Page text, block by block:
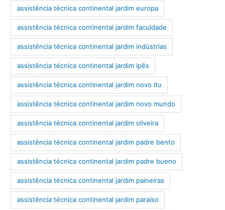
assistência técnica continental jardim europa
assistência técnica continental jardim faculdade
assistência técnica continental jardim indústrias
assistência técnica continental jardim ipês
assistência técnica continental jardim novo itu
assistência técnica continental jardim novo mundo
assistência técnica continental jardim oliveira
assistência técnica continental jardim padre bento
assistência técnica continental jardim padre bueno
assistência técnica continental jardim paineiras
assistência técnica continental jardim paraíso